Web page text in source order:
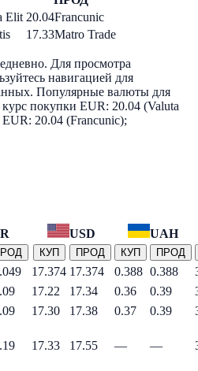
Elit 20.04Francunic
17.33Matro Trade
Для просмотра
навигацией для
Популярные валюты для
покупки EUR: 20.04 (Valuta
20.04 (Francunic);
USD UAH
КУП ПРОД КУП ПРОД
17.374 17.374 0.388 0.388
17.22 17.34 0.36 0.39
17.30 17.38 0.37 0.39
17.33 17.55 — —